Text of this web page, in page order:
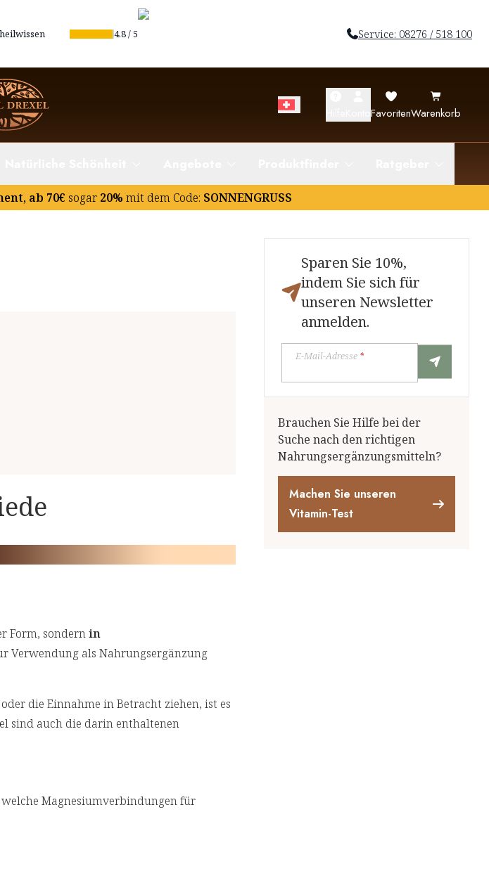
4.8/5 Service: 08276 / 518 100
FavoritenWarenkorb
ab 70€ sogar 20% mit dem Code: SONNENGRUSS
Form, sondernin
Verwendung als Nahrungsergänzung
die Einnahme in Betracht ziehen, ist es
sind auch die darin enthaltenen
welche Magnesiumverbindungen für
Sparen Sie 10%,
indem Sie sich für
unseren Newsletter
anmelden.
E-Mail-Adresse*
Brauchen Sie Hilfe bei der
Suche nach den richtigen
Nahrungsergänzungsmitteln?
Machen Sie unseren
Vitamin-Test